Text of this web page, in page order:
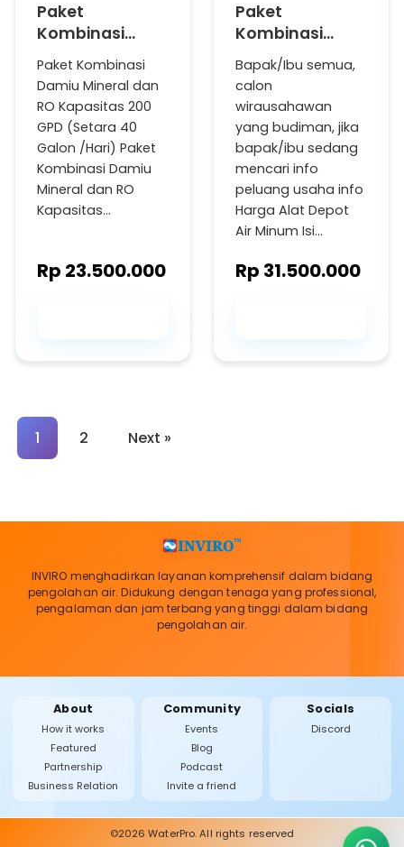
Paket
Kombinasi
Damiu Mineral
dan RO
Kapasitas 200
GPD
Paket Kombinasi
Damiu Mineral dan
RO Kapasitas 200
GPD (Setara 40
Galon /Hari) Paket
Kombinasi Damiu
Mineral dan RO
Kapasitas…
Rp 23.500.000
Paket
Kombinasi
Damiu Mineral
dan RO
Kapasitas 1.000
GPD
Bapak/Ibu semua,
calon
wirausahawan
yang budiman, jika
bapak/ibu sedang
mencari info
peluang usaha info
Harga Alat Depot
Air Minum Isi…
Rp 31.500.000
Paginasi
1 2 Next »
INVIRO menghadirkan layanan komprehensif dalam bidang
pengolahan air. Didukung dengan tenaga yang professional,
pengalaman dan jam terbang yang tinggi dalam bidang
pengolahan air.
About
How it works
Featured
Partnership
Business Relation
Community
Events
Blog
Podcast
Invite a friend
Socials
Discord
©2026 WaterPro. All rights reserved